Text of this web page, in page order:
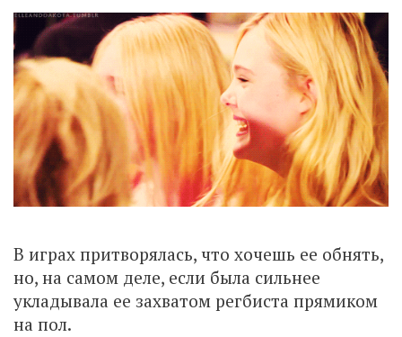
В играх притворялась, что хочешь ее обнять,
но, на самом деле, если была сильнее
укладывала ее захватом регбиста прямиком
на пол.